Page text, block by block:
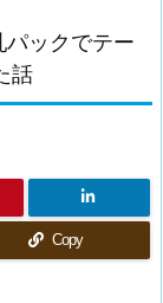
パックでテー
話
Copy